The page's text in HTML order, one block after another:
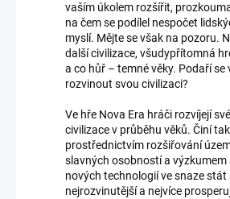
vaším úkolem rozšířit,
na čem se podílel nespočet
myslí. Mějte se však na pozoru.
další civilizace, všudypřítomná
a co hůř – temné věky. Podaří se
rozvinout svou civilizaci?
Ve hře Nova Era hráči rozvíjejí
civilizace v průběhu věků. Činí tak
prostřednictvím rozšiřování
slavných osobností a výzkumem
nových technologií ve snaze stát
nejrozvinutější a nejvíce